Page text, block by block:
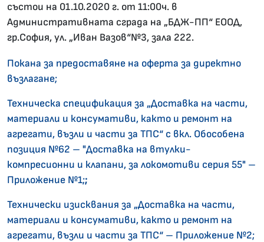
състои на 01.10.2020 г. от 11:00ч. в
Административната сграда на „БДЖ-ПП“ ЕООД,
гр.София, ул. „Иван Вазов“№3, зала 222.
Покана за предоставяне на оферта за директно
възлагане;
Техническа спецификация за „Доставка на части,
материали и консумативи, както и ремонт на
агрегати, възли и части за ТПС“ с вкл. Обособена
позиция №62 – "Доставка на втулки-
компресионни и клапани, за локомотиви серия 55" –
Приложение №1;;
Технически изисквания за „Доставка на части,
материали и консумативи, както и ремонт на
агрегати, възли и части за ТПС“ – Приложение №2;